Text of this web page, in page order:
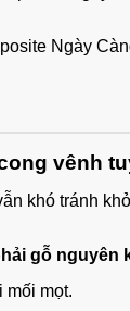
Ngày
vênh
khó tránh
gỗ nguyên
mối mọt.